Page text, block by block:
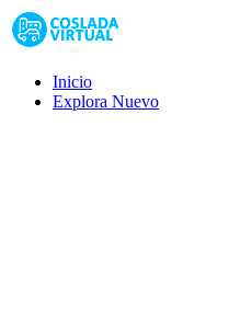
Inicio
Explora Nuevo